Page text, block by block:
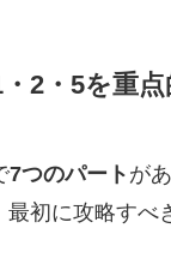
2・5を重点
7つのパート が
最初に攻略すべ